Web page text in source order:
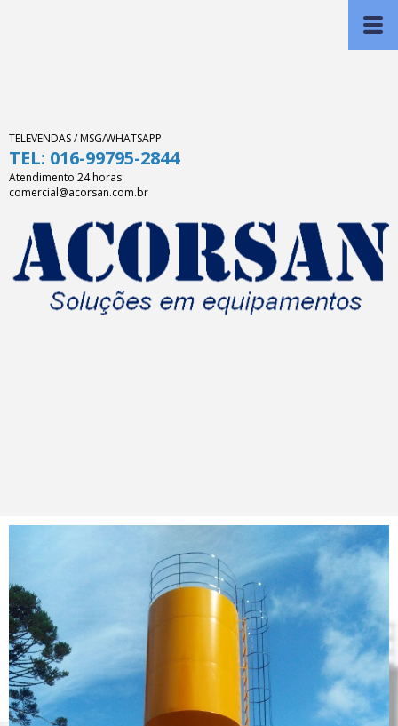
TELEVENDAS / MSG/WHATSAPP
TEL: 016-99795-2844
Atendimento 24 horas
comercial@acorsan.com.br